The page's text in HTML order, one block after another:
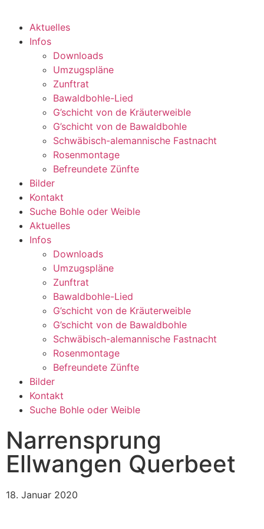
Aktuelles
Infos
Downloads
Umzugspläne
Zunftrat
Bawaldbohle-Lied
G’schicht von de Kräuterweible
G’schicht von de Bawaldbohle
Schwäbisch-alemannische Fastnacht
Rosenmontage
Befreundete Zünfte
Bilder
Kontakt
Suche Bohle oder Weible
Aktuelles
Infos
Downloads
Umzugspläne
Zunftrat
Bawaldbohle-Lied
G’schicht von de Kräuterweible
G’schicht von de Bawaldbohle
Schwäbisch-alemannische Fastnacht
Rosenmontage
Befreundete Zünfte
Bilder
Kontakt
Suche Bohle oder Weible
Narrensprung
Ellwangen Querbeet
18. Januar 2020